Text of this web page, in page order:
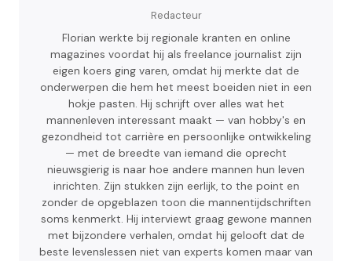
Redacteur
Florian werkte bij regionale kranten en online
magazines voordat hij als freelance journalist zijn
eigen koers ging varen, omdat hij merkte dat de
onderwerpen die hem het meest boeiden niet in een
hokje pasten. Hij schrijft over alles wat het
mannenleven interessant maakt — van hobby's en
gezondheid tot carrière en persoonlijke ontwikkeling
— met de breedte van iemand die oprecht
nieuwsgierig is naar hoe andere mannen hun leven
inrichten. Zijn stukken zijn eerlijk, to the point en
zonder de opgeblazen toon die mannentijdschriften
soms kenmerkt. Hij interviewt graag gewone mannen
met bijzondere verhalen, omdat hij gelooft dat de
beste levenslessen niet van experts komen maar van